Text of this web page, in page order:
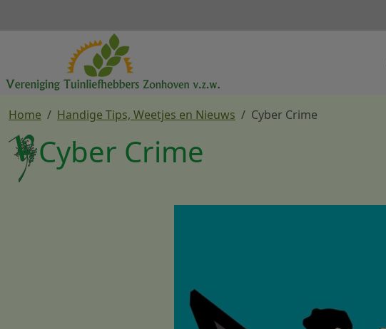
Home Handige Tips, Weetjes en Nieuws Cyber Crime
Cyber Crime